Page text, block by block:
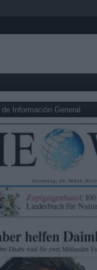
de Información General